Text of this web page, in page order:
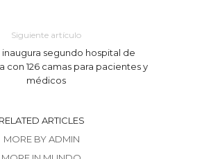
Siguiente artículo
segundo hospital de
con 126 camas para pacientes y
médicos
RELATED ARTICLES
MORE BY ADMIN